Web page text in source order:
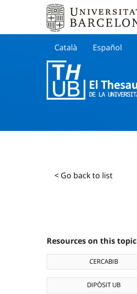
Català Español
< Go back to list
Resources on this topic
CERCABIB
DIPÒSIT UB